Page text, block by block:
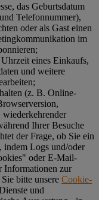
das Geburtsdatum
Telefonnummer),
oder als Gast einen
im
eines Einkaufs,
und weitere
(z. B. Online-
wiederkehrender
Ihrer Besuche
der Frage, ob Sie ein
indem Logs und/oder
oder E-Mail-
Informationen zur
bitte unsere Cookie-
und